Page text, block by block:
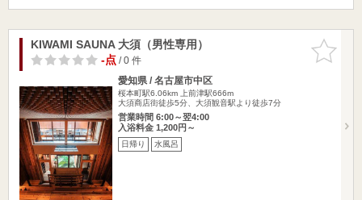
お気に入
りに追加
KIWAMI SAUNA 大須（男性専用）
-点/ 0 件
愛知県 / 名古屋市中区
桜本町駅6.06km
上前津駅666m
大須商店街徒歩5分、大須観音駅より徒歩7分
営業時間 6:00～翌4:00
入浴料金 1,200円～
日帰り 水風呂